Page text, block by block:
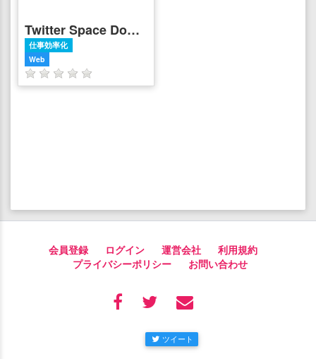
Twitter Space Downloader
仕事効率化
Web
会員登録 ログイン 運営会社
利用規約
プライバシーポリシー
お問い合わせ
ツイート